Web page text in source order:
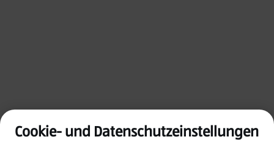
Cookie- und Datenschutzeinstellungen